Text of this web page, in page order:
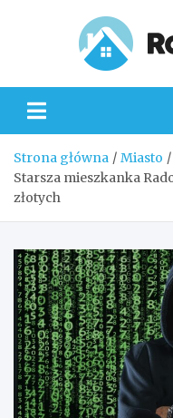
Strona główna
Miasto
Starsza mieszkanka
złotych